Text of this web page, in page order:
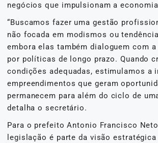
negócios que impulsionam a
“Buscamos fazer uma gestão
não focada em modismos ou
embora elas também dialoguem com
por políticas de longo prazo. Quando
condições adequadas, estimulamos a
empreendimentos que geram
permanecem para além do ciclo de
detalha o secretário.
Para o prefeito Antonio Francisco
legislação é parte da visão